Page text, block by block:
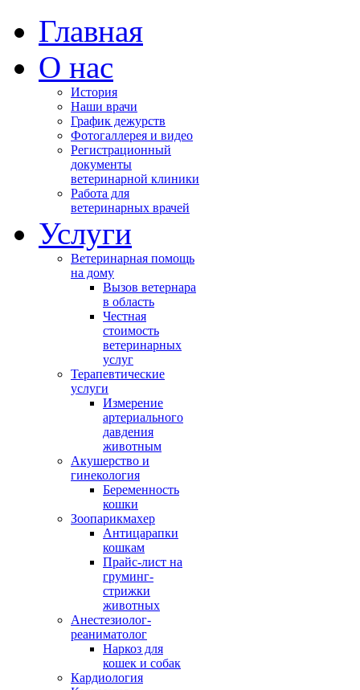
Главная
О нас
История
Наши врачи
График дежурств
Фотогаллерея и видео
Регистрационный
документы
ветеринарной клиники
Работа для
ветеринарных врачей
Услуги
Ветеринарная помощь
на дому
Вызов ветернара
в область
Честная
стоимость
ветеринарных
услуг
Терапевтические
услуги
Измерение
артериального
давдения
животным
Акушерство и
гинекология
Беременность
кошки
Зоопарикмахер
Антицарапки
кошкам
Прайс-лист на
груминг-
стрижки
животных
Анестезиолог-
реаниматолог
Наркоз для
кошек и собак
Кардиология